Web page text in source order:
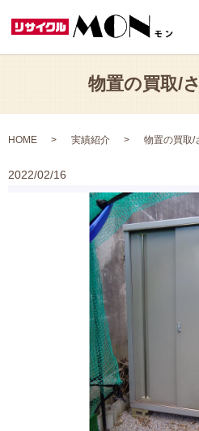
物置の買取/
HOME 実績紹介 物置の買取/
2022/02/16